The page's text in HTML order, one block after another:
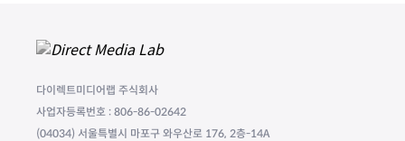
다이렉트미디어랩 주식회사
사업자등록번호 : 806-86-02642
(04034) 서울특별시 마포구 와우산로 176, 2층-14A